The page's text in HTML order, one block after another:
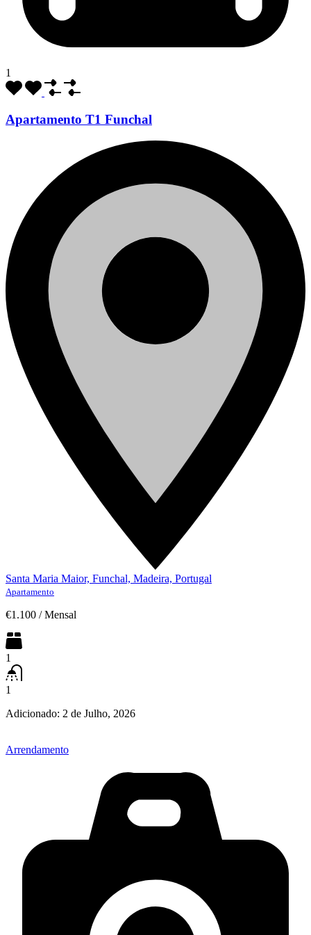
1
Apartamento T1 Funchal
Santa Maria Maior, Funchal, Madeira, Portugal
Apartamento
€1.100 / Mensal
1
1
Adicionado: 2 de Julho, 2026
Arrendamento